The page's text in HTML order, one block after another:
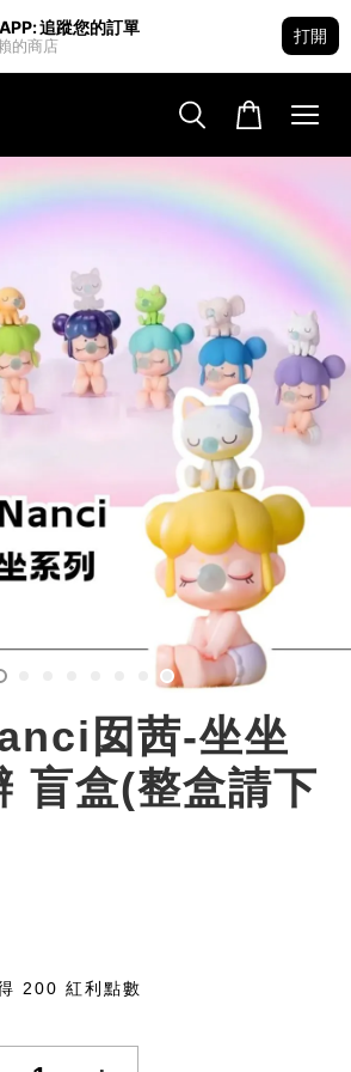
追蹤您的訂單
的商店
打開
囡茜-坐坐
盲盒(整盒請下
200 紅利點數